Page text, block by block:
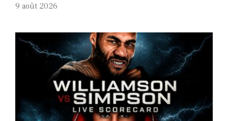
9 août 2026